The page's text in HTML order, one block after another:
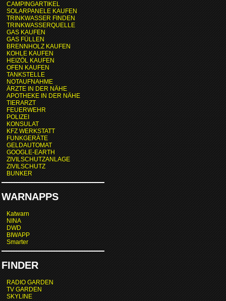
CAMPINGARTIKEL
SOLARPANELE KAUFEN
TRINKWASSER FINDEN
TRINKWASSERQUELLE
GAS KAUFEN
GAS FÜLLEN
BRENNHOLZ KAUFEN
KOHLE KAUFEN
HEIZÖL KAUFEN
OFEN KAUFEN
TANKSTELLE
NOTAUFNAHME
ÄRZTE IN DER NÄHE
APOTHEKE IN DER NÄHE
TIERARZT
FEUERWEHR
POLIZEI
KONSULAT
KFZ WERKSTATT
FUNKGERÄTE
GELDAUTOMAT
GOOGLE-EARTH
ZIVILSCHUTZANLAGE
ZIVILSCHUTZ
BUNKER
WARNAPPS
Katwarn
NINA
DWD
BIWAPP
Smarter
FINDER
RADIO GARDEN
TV GARDEN
SKYLINE